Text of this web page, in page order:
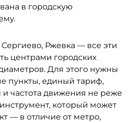
в городскую
Ржевка — все эти
центрами городских
Для этого нужны
пункты, единый тариф,
частота движения не реже
инструмент, который может
— в отличие от метро,